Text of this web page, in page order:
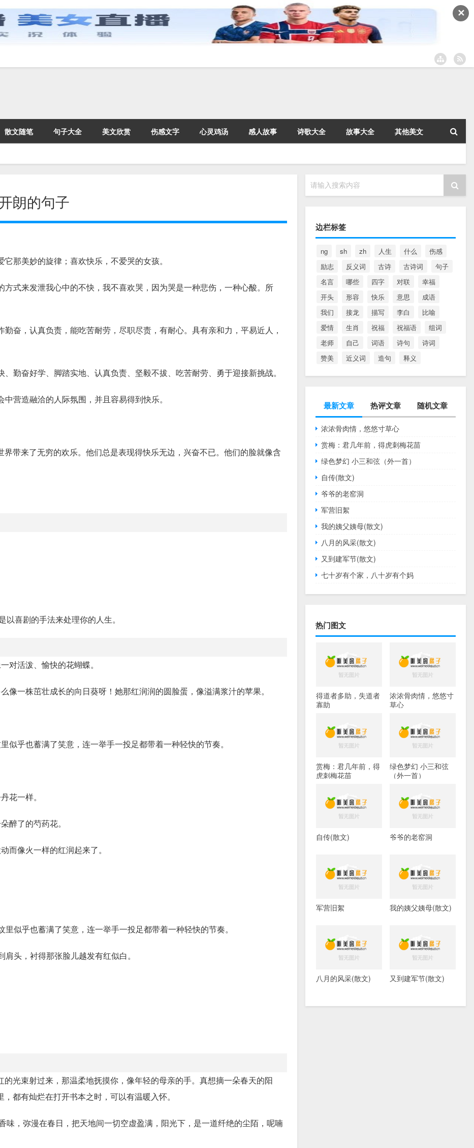
✕
散文随笔 句子大全 美文欣赏 伤感文字 心灵鸡汤 感人故事 诗歌大全 故事大全 其他美文
朗的句子
那美妙的旋律；喜欢快乐，不爱哭的女孩。
式来发泄我心中的不快，我不喜欢哭，因为哭是一种悲伤，一种心酸。所
奋，认真负责，能吃苦耐劳，尽职尽责，有耐心。具有亲和力，平易近人，
勤奋好学、脚踏实地、认真负责、坚毅不拔、吃苦耐劳、勇于迎接新挑战。
营造融洽的人际氛围，并且容易得到快乐。
带来了无穷的欢乐。他们总是表现得快乐无边，兴奋不已。他们的脸就像含
喜剧的手法来处理你的人生。
对活泼、愉快的花蝴蝶。
一株茁壮成长的向日葵呀！她那红润润的圆脸蛋，像溢满浆汁的苹果。
乎也蓄满了笑意，连一举手一投足都带着一种轻快的节奏。
花一样。
醉了的芍药花。
而像火一样的红润起来了。
似乎也蓄满了笑意，连一举手一投足都带着一种轻快的节奏。
头，衬得那张脸儿越发有红似白。
光束射过来，那温柔地抚摸你，像年轻的母亲的手。真想摘一朵春天的阳
都有灿烂在打开书本之时，可以有温暖入怀。
，弥漫在春日，把天地间一切空虚盈满，阳光下，是一道纤绝的尘陌，呢喃
请输入搜索内容
边栏标签
ng sh zh 人生 什么
伤感
励志
反义词 古诗 古诗词
句子
名言
哪些 四字 对联
幸福
开头
形容 快乐 意思
成语
我们
接龙 描写 李白
比喻
爱情
生肖 祝福 祝福语
组词
老师
自己 词语 诗句
诗词
赞美
近义词 造句 释义
最新文章 热评文章 随机文章
浓浓骨肉情，悠悠寸草心
赏梅：君几年前，得虎刺梅花苗
绿色梦幻 小三和弦（外一首）
自传(散文)
爷爷的老窑洞
军营旧絮
我的姨父姨母(散文)
八月的风采(散文)
又到建军节(散文)
七十岁有个家，八十岁有个妈
热门图文
得道者多助，失道者
寡助
浓浓骨肉情，悠悠寸
草心
赏梅：君几年前，得
虎刺梅花苗
绿色梦幻 小三和弦
（外一首）
自传(散文) 爷爷的老窑洞
军营旧絮 我的姨父姨母(散文)
八月的风采(散文) 又到建军节(散文)